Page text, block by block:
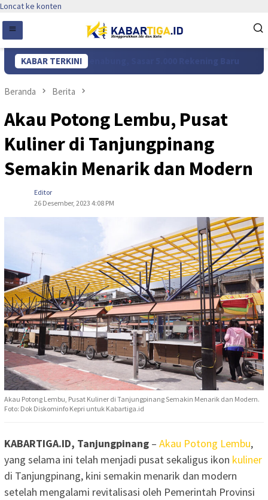
Loncat ke konten
KABAR TERKINI
Kepri Menabung, Sasar 5.000 Rekening Baru
Beranda Berita
Akau Potong Lembu, Pusat
Kuliner di Tanjungpinang
Semakin Menarik dan Modern
Editor
26 Desember, 2023 4:08 PM
Akau Potong Lembu, Pusat Kuliner di Tanjungpinang Semakin Menarik dan Modern.
Foto: Dok Diskominfo Kepri untuk Kabartiga.id
KABARTIGA.ID, Tanjungpinang – Akau Potong Lembu,
yang selama ini telah menjadi pusat sekaligus ikon kuliner
di Tanjungpinang, kini semakin menarik dan modern
setelah mengalami revitalisasi oleh Pemerintah Provinsi